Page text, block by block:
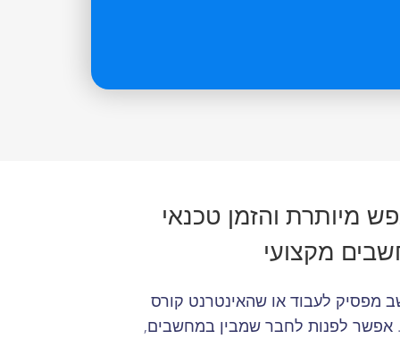
מיותרת והזמן טכנאי
מקצועי
מפסיק לעבוד או שהאינטרנט קורס
אפשר לפנות לחבר שמבין במחשבים,